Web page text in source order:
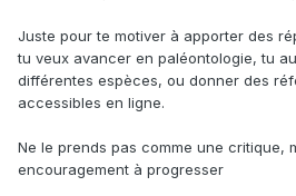
Juste pour te motiver à apporter des
tu veux avancer en paléontologie, tu
différentes espèces, ou donner des
accessibles en ligne.
Ne le prends pas comme une critique,
encouragement à progresser